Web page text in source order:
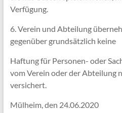
Verfügung.
6. Verein und Abteilung
gegenüber grundsätzlich keine
Haftung für Personen- oder
vom Verein oder der Abteilung
versichert.
Mülheim, den 24.06.2020